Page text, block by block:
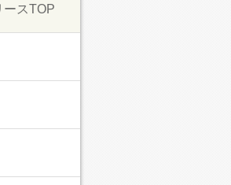
ースTOP